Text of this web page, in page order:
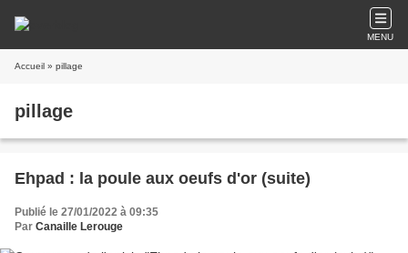
MENU
Accueil » pillage
pillage
Ehpad : la poule aux oeufs d'or (suite)
Publié le 27/01/2022 à 09:35
Par Canaille Lerouge